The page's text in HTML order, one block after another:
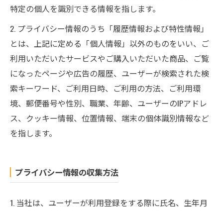
特定の個人を識別できる情報を指します。
2. プライバシー情報のうち「履歴情報および特性情報」
とは、上記に定める「個人情報」以外のものをいい、ご
利用いただいたサービスやご購入いただいた商品、ご覧
になったページや広告の履歴、ユーザーが検索された検
索キーワード、ご利用日時、ご利用の方法、ご利用環
境、郵便番号や性別、職業、年齢、ユーザーのIPアドレ
ス、クッキー情報、位置情報、端末の個体識別情報など
を指します。
プライバシー情報の収集方法
1. 当社は、ユーザーが利用登録をする際に氏名、生年月